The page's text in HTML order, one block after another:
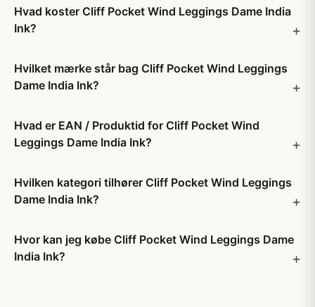
Hvad koster Cliff Pocket Wind Leggings Dame India
Ink?
Hvilket mærke står bag Cliff Pocket Wind Leggings
Dame India Ink?
Hvad er EAN / Produktid for Cliff Pocket Wind
Leggings Dame India Ink?
Hvilken kategori tilhører Cliff Pocket Wind Leggings
Dame India Ink?
Hvor kan jeg købe Cliff Pocket Wind Leggings Dame
India Ink?